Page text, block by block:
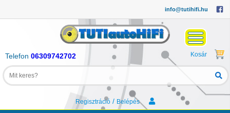
info@tutihifi.hu
Telefon 06309742702 Kosár
Regisztráció/ Belépés